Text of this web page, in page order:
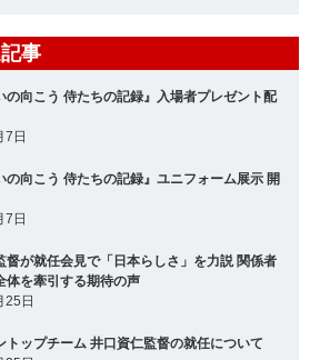
事
の向こう 侍たちの記録』入場者プレゼント配
7日
の向こう 侍たちの記録』ユニフォーム展示 開
7日
督が就任会見で「日本らしさ」を力説 関係者
体を牽引する期待の声
25日
トップチーム 井口資仁監督の就任について